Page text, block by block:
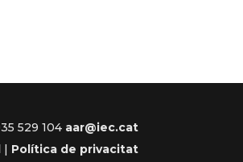
529 104 aar@iec.cat
| Política de privacitat